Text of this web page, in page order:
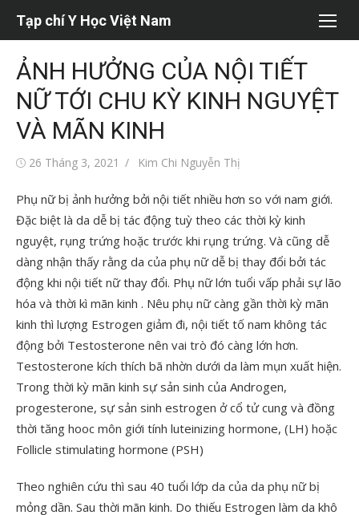
dung
Tạp chí Y Học Việt Nam
ẢNH HƯỞNG CỦA NỘI TIẾT
NỮ TỚI CHU KỲ KINH NGUYỆT
VÀ MÃN KINH
Đăng26 Tháng 3, 2021
Tác
Kim Chi Nguyễn Thị
Phụ nữ bị ảnh hưởng bởi nội tiết nhiều hơn so với nam giới.
Đặc biệt là da dễ bị tác động tuỳ theo các thời kỳ kinh
nguyệt, rụng trứng hoặc trước khi rụng trứng. Và cũng dễ
dàng nhận thấy rằng da của phụ nữ dễ bị thay đổi bởi tác
động khi nội tiết nữ thay đổi. Phụ nữ lớn tuổi vấp phải sự lão
hóa và thời kì mãn kinh . Nêu phụ nữ càng gần thời kỳ mãn
kinh thì lượng Estrogen giảm đi, nội tiết tố nam không tác
động bởi Testosterone nên vai trò đó càng lớn hơn.
Testosterone kích thích bã nhờn dưới da làm mụn xuất hiện.
Trong thời kỳ mãn kinh sự sản sinh của Androgen,
progesterone, sự sản sinh estrogen ở cổ tử cung và đồng
thời tăng hooc môn giới tính luteinizing hormone, (LH) hoặc
Follicle stimulating hormone (PSH)
Theo nghiên cứu thì sau 40 tuổi lớp da của da phụ nữ bị
mỏng dần. Sau thời mãn kinh. Do thiếu Estrogen làm da khô